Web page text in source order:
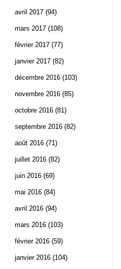
avril 2017 (94)
mars 2017 (108)
février 2017 (77)
janvier 2017 (82)
décembre 2016 (103)
novembre 2016 (85)
octobre 2016 (81)
septembre 2016 (82)
août 2016 (71)
juillet 2016 (82)
juin 2016 (69)
mai 2016 (84)
avril 2016 (94)
mars 2016 (103)
février 2016 (59)
janvier 2016 (104)